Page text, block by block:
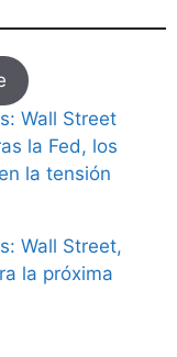
Wall Street
la Fed, los
la tensión
Wall Street,
la próxima